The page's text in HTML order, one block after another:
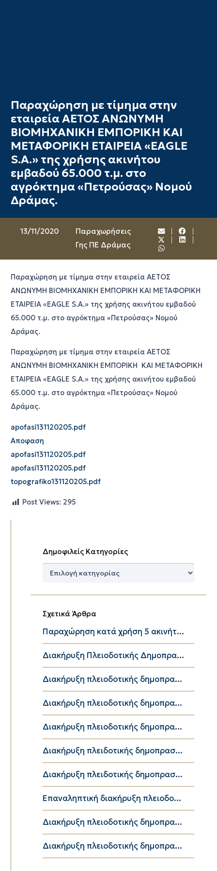
Παραχώρηση με τίμημα στην
εταιρεία ΑΕΤΟΣ ΑΝΩΝΥΜΗ
ΒΙΟΜΗΧΑΝΙΚΗ ΕΜΠΟΡΙΚΗ ΚΑΙ
ΜΕΤΑΦΟΡΙΚΗ ΕΤΑΙΡΕΙΑ «EAGLE
S.A.» της χρήσης ακινήτου
εμβαδού 65.000 τ.μ. στο
αγρόκτημα «Πετρούσας» Νομού
Δράμας.
13/11/2020
Παραχωρήσεις
Γης ΠΕ Δράμας
Παραχώρηση με τίμημα στην εταιρεία ΑΕΤΟΣ
ΑΝΩΝΥΜΗ ΒΙΟΜΗΧΑΝΙΚΗ ΕΜΠΟΡΙΚΗ ΚΑΙ ΜΕΤΑΦΟΡΙΚΗ
ΕΤΑΙΡΕΙΑ «EAGLE S.A.» της χρήσης ακινήτου εμβαδού
65.000 τ.μ. στο αγρόκτημα «Πετρούσας» Νομού
Δράμας.
Παραχώρηση με τίμημα στην εταιρεία ΑΕΤΟΣ
ΑΝΩΝΥΜΗ ΒΙΟΜΗΧΑΝΙΚΗ ΕΜΠΟΡΙΚΗ ΚΑΙ ΜΕΤΑΦΟΡΙΚΗ
ΕΤΑΙΡΕΙΑ «EAGLE S.A.» της χρήσης ακινήτου εμβαδού
65.000 τ.μ. στο αγρόκτημα «Πετρούσας» Νομού
Δράμας.
apofasi131120205.pdf
Αποφαση
apofasi131120205.pdf
apofasi131120205.pdf
topografiko131120205.pdf
Post Views: 295
Δημοφιλείς Κατηγορίες
Δημοφιλείς
Σχετικά Άρθρα
Παραχώρηση κατά χρήση 5 ακινήτ...
Διακήρυξη Πλειοδοτικής Δημοπρα...
Διακήρυξη πλειοδοτικής δημοπρα...
Διακήρυξη πλειοδοτικής δημοπρα...
Διακήρυξη πλειοδοτικής δημοπρα...
Διακήρυξη πλειδοτικής δημοπρασ...
Διακήρυξη πλειδοτικής δημοπρασ...
Επαναληπτική διακήρυξη πλειοδο...
Διακήρυξη πλειοδοτικής δημοπρα...
Διακήρυξη πλειοδοτικής δημοπρα...